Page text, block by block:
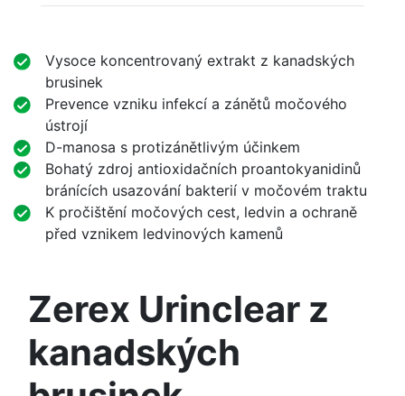
Vysoce koncentrovaný extrakt z kanadských
brusinek
Prevence vzniku infekcí a zánětů močového
ústrojí
D-manosa s protizánětlivým účinkem
Bohatý zdroj antioxidačních proantokyanidinů
bránících usazování bakterií v močovém traktu
K pročištění močových cest, ledvin a ochraně
před vznikem ledvinových kamenů
Zerex Urinclear z
kanadských